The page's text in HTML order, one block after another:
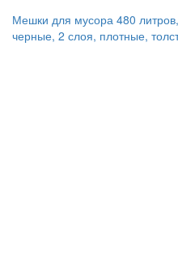
Мешки для мусора 480
черные, 2 слоя, плотные,